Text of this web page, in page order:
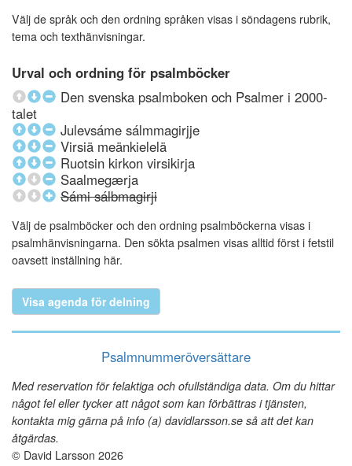
Välj de språk och den ordning språken visas i söndagens rubrik,
tema och texthänvisningar.
Urval och ordning för psalmböcker
Den svenska psalmboken och Psalmer i 2000-
talet
Julevsáme sálmmagirjje
Virsiä meänkielelä
Ruotsin kirkon virsikirja
Saalmegærja
Sámi sálbmagirji
Välj de psalmböcker och den ordning psalmböckerna visas i
psalmhänvisningarna. Den sökta psalmen visas alltid först i fetstil
oavsett inställning här.
Visa agenda för delning
Psalmnummeröversättare
Med reservation för felaktiga och ofullständiga data. Om du hittar
något fel eller tycker att något som kan förbättras i tjänsten,
kontakta mig gärna på info (a) davidlarsson.se så att det kan
åtgärdas.
© David Larsson 2026